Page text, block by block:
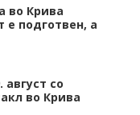
во Крива
е подготвен, а
август со
во Крива